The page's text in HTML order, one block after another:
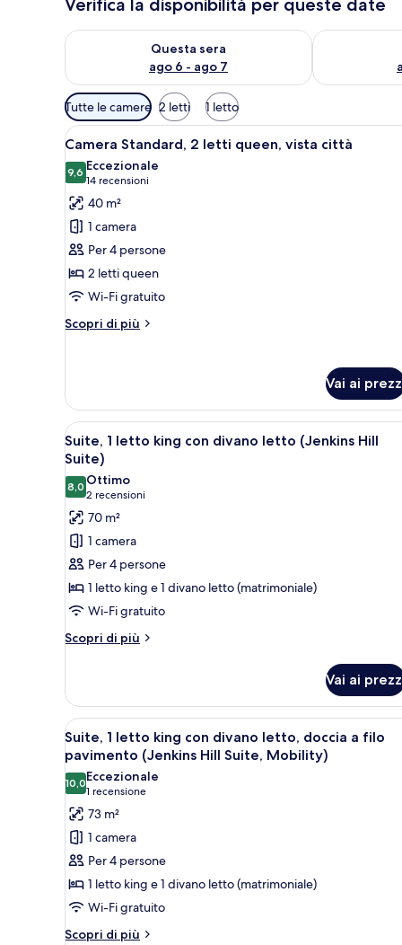
Questa sera
ago 6 - ago 7
Verifica la disponibilità per questa sera, ago 6 - ago 7
Verifica la
Filtri
disponibili
per
le
camere
Tutte le camere 2 letti 1 letto
Apri
tutte
le
foto
per
Camera
Standard,
2
letti
queen,
Una camera d'albergo con
9
Camera Standard, 2 letti queen, vista città
9,69,6 su 10
Eccezionale
14 recensioni
(14
recensioni)
40 m²
1 camera
Per 4 persone
2 letti queen
Wi-Fi gratuito
Scopri di più
Altri
2
letti
queen,
vista
città
Vai ai
Apri
tutte
le
foto
per
Suite,
letto
king
con
divano
Hill
Suite)
Una camera d'albergo con
7
Suite, 1 letto king con divano letto (Jenkins Hill
Suite)
8,08,0 su 10
Ottimo
2 recensioni
(2
recensioni)
70 m²
1 camera
Per 4 persone
1 letto king e 1 divano letto (matrimoniale)
Wi-Fi gratuito
Scopri di più
Altri
1
letto
king
con
divano
letto
(Jenkins
Hill
Suite)
Vai ai
Apri
tutte
le
foto
per
Suite,
letto
king
con
divano
Una camera d'albergo con
6
Suite, 1 letto king con divano letto, doccia a filo
pavimento (Jenkins Hill Suite, Mobility)
10,010,0 su 10
Eccezionale
1 recensione
(1
recensione)
73 m²
1 camera
Per 4 persone
1 letto king e 1 divano letto (matrimoniale)
Wi-Fi gratuito
Scopri di più
Altri